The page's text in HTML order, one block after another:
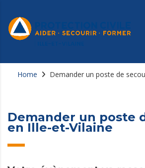
Home Demander un poste de
Demander un poste
en Ille-et-Vilaine